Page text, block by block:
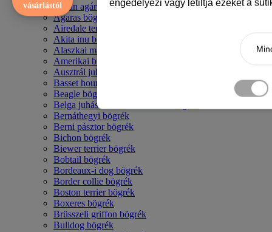
Afgán agár bögrék
Agaras bögrék
Airedale terrier mintás bögre
Akita inu bögrék
Alaszkai malamut bögrék
Amerikai bulldog mintás bögrék
Ausztrál juhászkutya bögrék
Basset hound mintás bögrék
Beagle bögrék
Belga juhász - malinois mintás bögrék
Bernáthegyi bögrék
Berni pásztor bögrék
Bichon bögrék
Biewer terrier bögrék
Bobtail bögrék
Bordeaux-i dog bögrék
Border collie bögrék
Boston terrier bögrék
Boxeres bögrék
Brüsszeli griffon bögrék
Bulldog bögrék
vásárlástól
engedélyezi vagy letiltja ezeket a